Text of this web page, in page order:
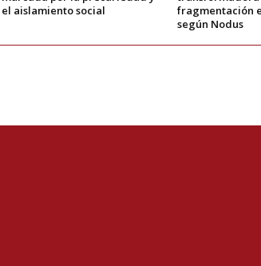
el aislamiento social
fragmentación
según Nodus